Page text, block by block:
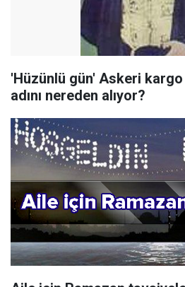
'Hüzünlü gün' Askeri
adını nereden alıyor?